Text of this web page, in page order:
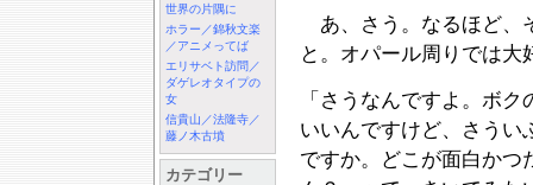
世界の片隅に
ホラー／錦秋文楽
／アニメってば
エリサベト訪問／
ダゲレオタイプの
女
信貴山／法隆寺／
藤ノ木古墳
カテゴリー
あ、さう。なるほど、
と。オパール周りでは大
「さうなんですよ。ボ
いいんですけど、さうい
ですか。どこが面白か